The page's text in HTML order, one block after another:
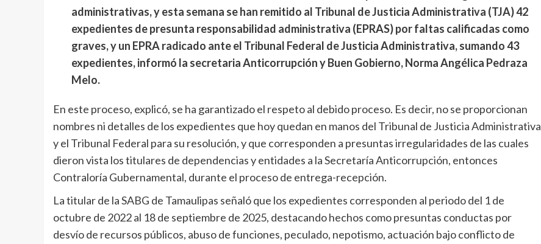
administrativas, y esta semana se han remitido al Tribunal de Justicia Administrativa (TJA) 42
expedientes de presunta responsabilidad administrativa (EPRAS) por faltas calificadas como
graves, y un EPRA radicado ante el Tribunal Federal de Justicia Administrativa, sumando 43
expedientes, informó la secretaria Anticorrupción y Buen Gobierno, Norma Angélica Pedraza
Melo.
En este proceso, explicó, se ha garantizado el respeto al debido proceso. Es decir, no se proporcionan
nombres ni detalles de los expedientes que hoy quedan en manos del Tribunal de Justicia Administrativa
y el Tribunal Federal para su resolución, y que corresponden a presuntas irregularidades de las cuales
dieron vista los titulares de dependencias y entidades a la Secretaría Anticorrupción, entonces
Contraloría Gubernamental, durante el proceso de entrega-recepción.
La titular de la SABG de Tamaulipas señaló que los expedientes corresponden al periodo del 1 de
octubre de 2022 al 18 de septiembre de 2025, destacando hechos como presuntas conductas por
desvío de recursos públicos, abuso de funciones, peculado, nepotismo, actuación bajo conflicto de